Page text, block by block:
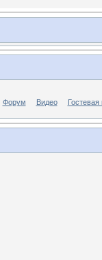
Форум Видео Гостевая